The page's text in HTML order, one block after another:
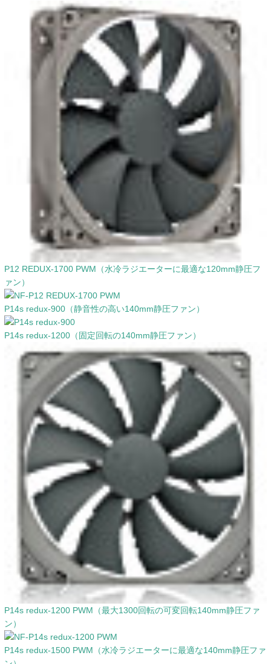
P12 REDUX-1700 PWM（水冷ラジエーターに最適な120mm静圧フ
ァン）
P14s redux-900（静音性の高い140mm静圧ファン）
P14s redux-1200（固定回転の140mm静圧ファン）
P14s redux-1200 PWM（最大1300回転の可変回転140mm静圧ファ
ン）
P14s redux-1500 PWM（水冷ラジエーターに最適な140mm静圧ファ